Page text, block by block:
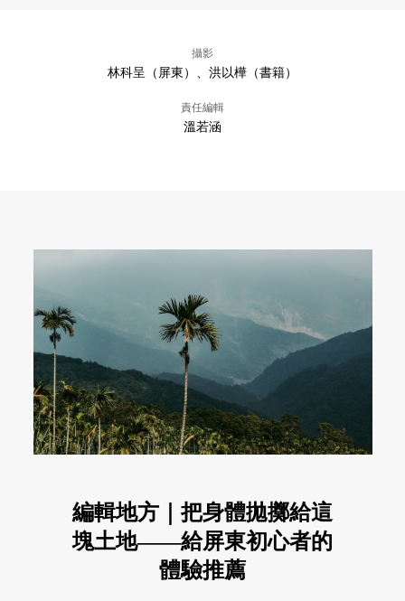
攝影
林科呈（屏東）、洪以樺（書籍）
責任編輯
溫若涵
編輯地方｜把身體拋擲給這
塊土地——給屏東初心者的
體驗推薦